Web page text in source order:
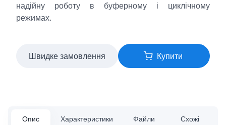
надійну роботу в буферному і циклічному
режимах.
Швидке замовлення Купити
Опис Характеристики Файли
Схожі